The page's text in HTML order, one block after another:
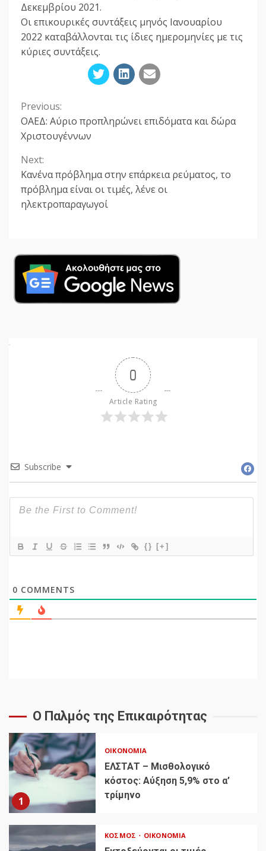
Δεκεμβρίου 2021.
Οι επικουρικές συντάξεις μηνός Ιανουαρίου
2022 καταβάλλονται τις ίδιες ημερομηνίες με τις
κύριες συντάξεις.
Continue
Reading
Previous:
ΟΑΕΔ: Αύριο προπληρώνει επιδόματα και δώρα
Χριστουγέννων
Next:
Κανένα πρόβλημα στην επάρκεια ρεύματος, το
πρόβλημα είναι οι τιμές, λένε οι
ηλεκτροπαραγωγοί
0
Article Rating
Subscribe
{} [+]
0 COMMENTS
Ο Παλμός της Επικαιρότητας
1
ΟΙΚΟΝΟΜΊΑ
ΕΛΣΤΑΤ – Μισθολογικό
κόστος: Αύξηση 5,9% στο α’
τρίμηνο
ΚΌΣΜΟΣ ΟΙΚΟΝΟΜΊΑ